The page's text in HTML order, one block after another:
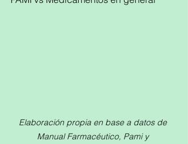
Elaboración propia en base a datos de
Manual Farmacéutico, Pami y